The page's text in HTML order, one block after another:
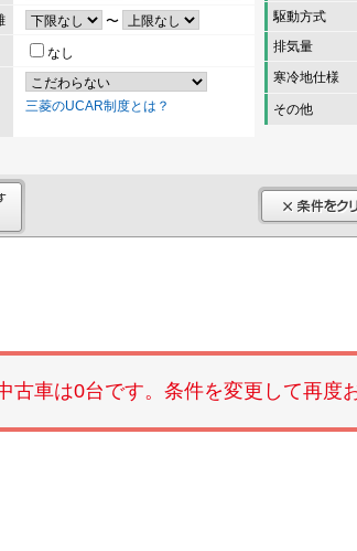
〜
なし
三菱のUCAR制度とは？
駆動方式
排気量
寒冷地仕様
その他
古車は0台です。条件を変更して再度